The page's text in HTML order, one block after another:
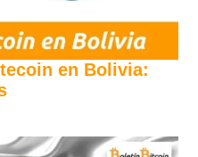
en Bolivia: